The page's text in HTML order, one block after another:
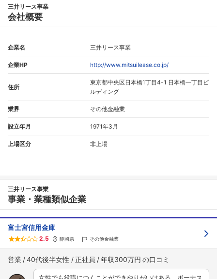
三井リース事業
会社概要
企業名 三井リース事業
企業HP http://www.mitsuilease.co.jp/
住所
東京都中央区日本橋1丁目4-1 日本橋一丁目ビ
ルディング
業界 その他金融業
設立年月 1971年3月
上場区分 非上場
三井リース事業
事業・業種類似企業
富士宮信用金庫
2.5 静岡県 その他金融業
営業 40代後半女性 正社員 年収300万円